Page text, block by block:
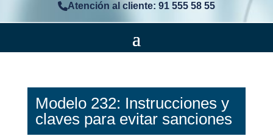
Atención al cliente: 91 555 58 55
Modelo 232: Instrucciones y
claves para evitar sanciones